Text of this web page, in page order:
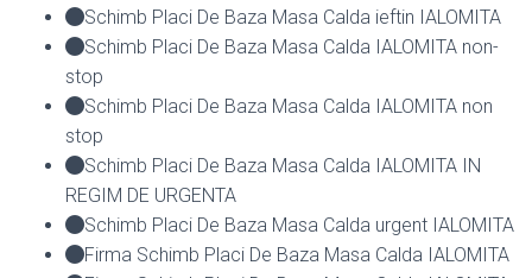
Schimb Placi De Baza Masa Calda ieftin IALOMITA
Schimb Placi De Baza Masa Calda IALOMITA non-
stop
Schimb Placi De Baza Masa Calda IALOMITA non
stop
Schimb Placi De Baza Masa Calda IALOMITA IN
REGIM DE URGENTA
Schimb Placi De Baza Masa Calda urgent IALOMITA
Firma Schimb Placi De Baza Masa Calda IALOMITA